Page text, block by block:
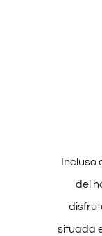
Incluso
del
situada